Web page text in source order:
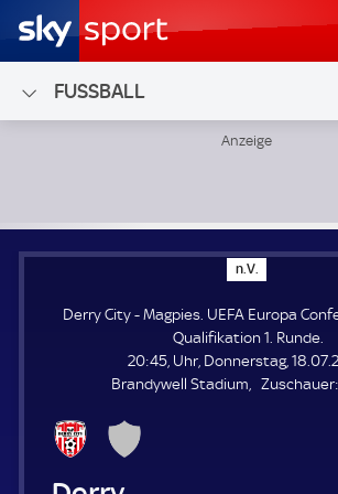
FUSSBALL
n.V.
.
.
Derry City - Magpies. UEFA Europa
Qualifikation 1. Runde.
20:45, Uhr, Donnerstag,
Brandywell Stadium
Zuschauer: